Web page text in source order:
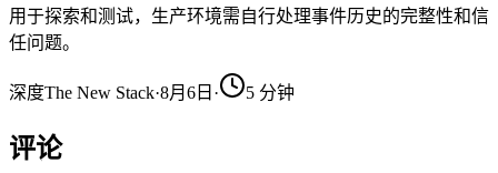
用于探索和测试，生产环境需自行处理事件历史的完整性和信
任问题。
深度The New Stack·8月6日 · 5 分钟
评论